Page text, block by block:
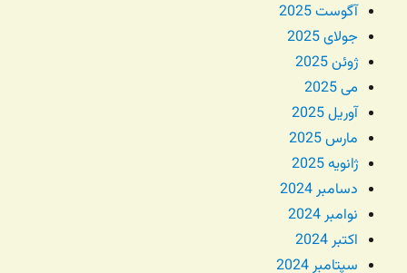
آگوست 2025
جولای 2025
ژوئن 2025
می 2025
آوریل 2025
مارس 2025
ژانویه 2025
دسامبر 2024
نوامبر 2024
اکتبر 2024
سپتامبر 2024